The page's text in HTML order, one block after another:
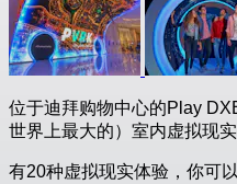
位于迪拜购物中心的Play
世界上最大的）室内虚拟现实
有20种虚拟现实体验，你可